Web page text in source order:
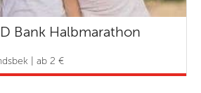
Bank Halbmarathon
| ab 2 €